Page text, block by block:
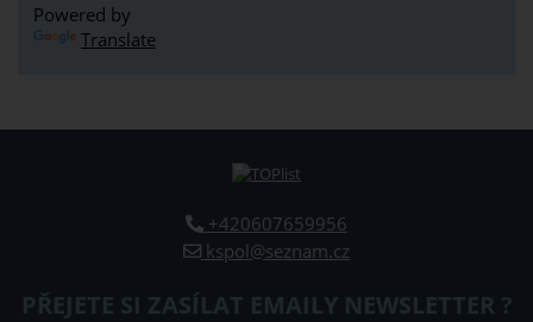
Powered by
Translate
+420607659956
kspol@seznam.cz
PŘEJETE SI ZASÍLAT EMAILY NEWSLETTER ?